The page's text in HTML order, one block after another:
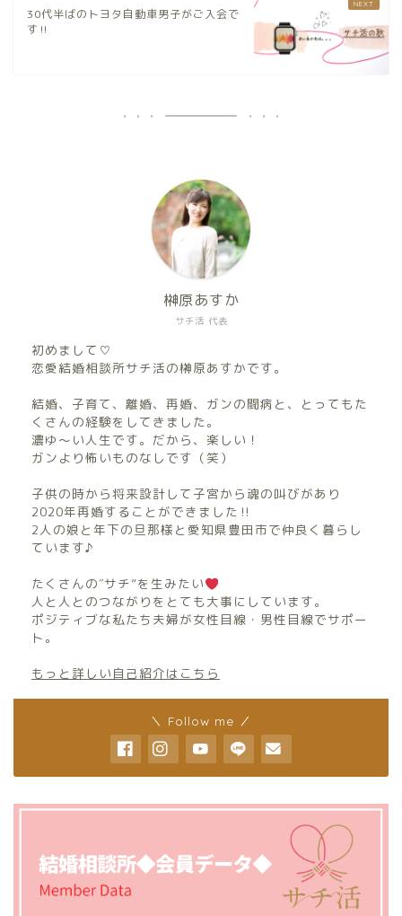
30代半ばのトヨタ自動車男子がご入会で
す‼︎
サチ活 代表
榊原あすか
初めまして♡
恋愛結婚相談所サチ活の榊原あすかです。
結婚、子育て、離婚、再婚、ガンの闘病と、とってもた
くさんの経験をしてきました。
濃ゆ〜い人生です。だから、楽しい！
ガンより怖いものなしです（笑）
子供の時から将来設計して子宮から魂の叫びがあり
2020年再婚することができました‼︎
2人の娘と年下の旦那様と愛知県豊田市で仲良く暮らし
ています♪
たくさんの″サチ”を生みたい
人と人とのつながりをとても大事にしています。
ポジティブな私たち夫婦が女性目線・男性目線でサポー
ト。
もっと詳しい自己紹介はこちら
＼ Follow me ／